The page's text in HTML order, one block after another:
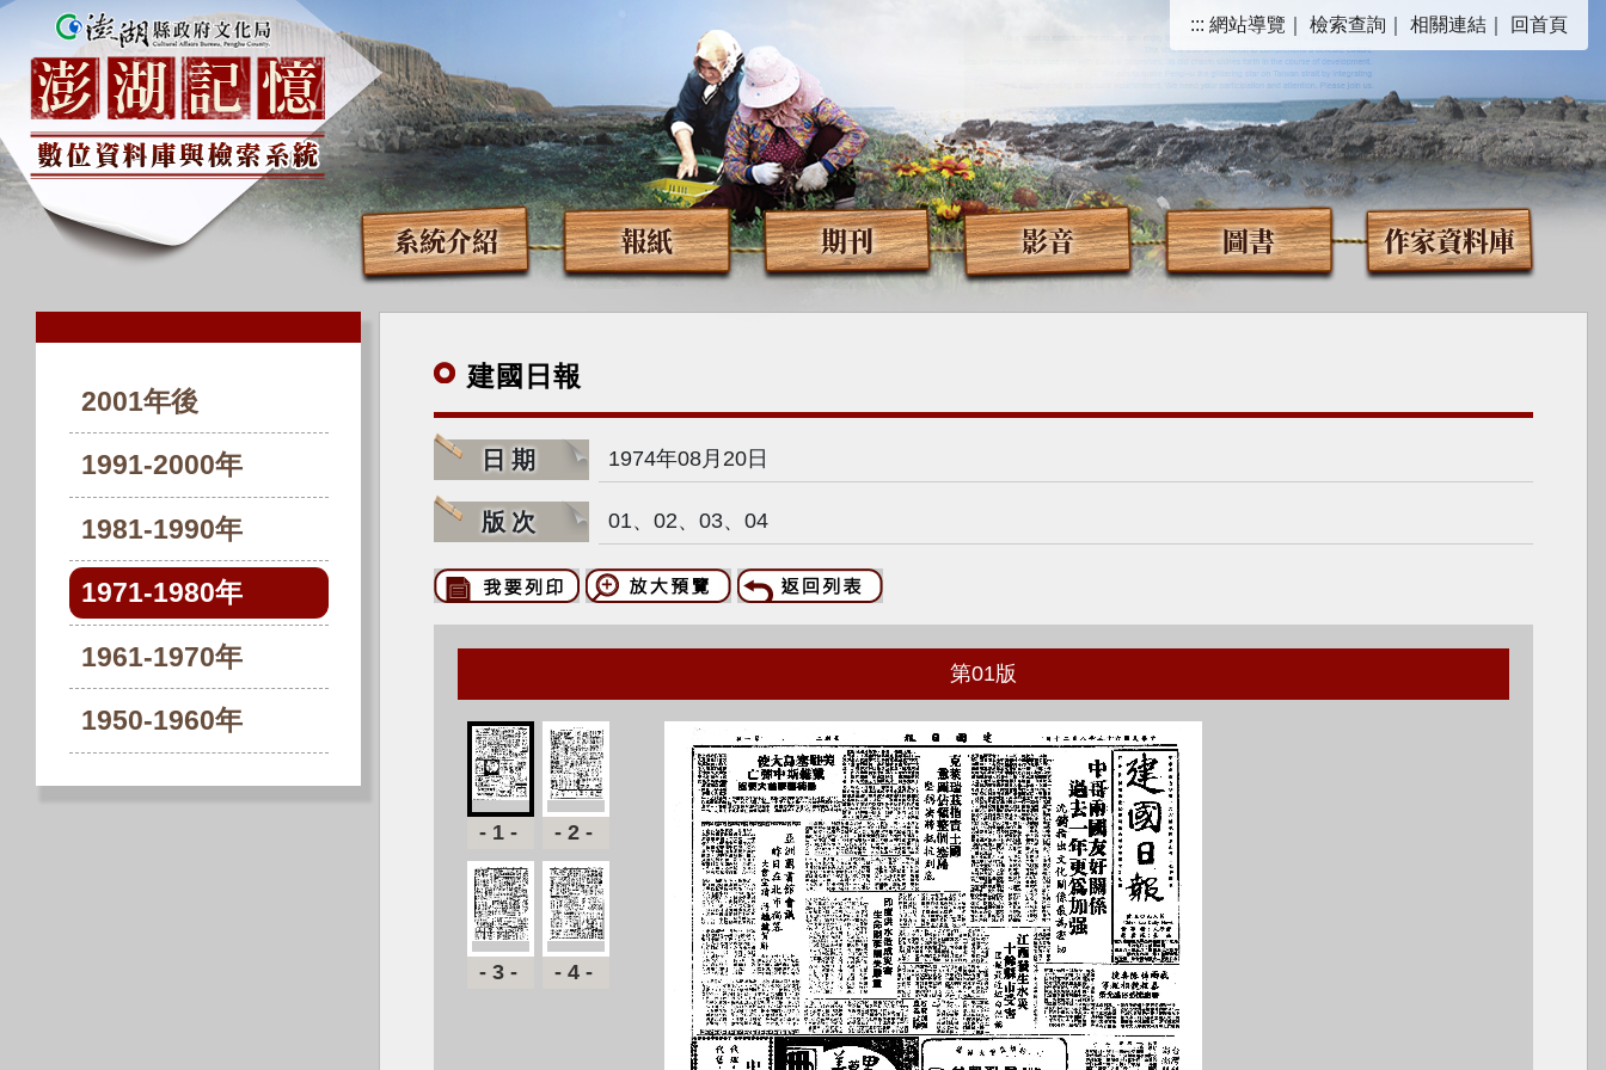
::: 網站導覽 檢索查詢 相關連結 回首頁
系統介紹 報紙 期刊 影音 圖書 作家資料庫
2001年後
1991-2000年
1981-1990年
1971-1980年
1961-1970年
1950-1960年
建國 日報
日期 1974年08月20日
版次 01、02、03、04
第01版
-1- -2-
-3- -4-